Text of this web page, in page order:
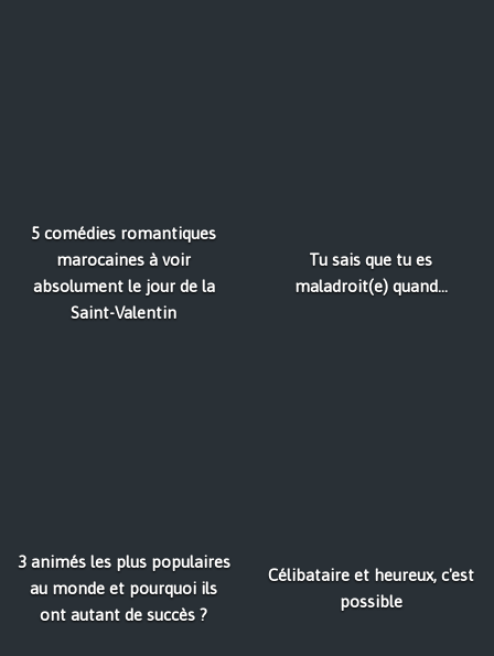
5 comédies romantiques
marocaines à voir
absolument le jour de la
Saint-Valentin
Tu sais que tu es
maladroit(e) quand...
3 animés les plus populaires
au monde et pourquoi ils
ont autant de succès ?
Célibataire et heureux, c'est
possible